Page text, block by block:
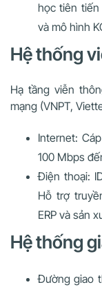
học tiên tiến
và mô hình
Hệ thống
Hạ tầng viễn
mạng (VNPT,
Internet:
100 Mbps
Điện thoại:
Hỗ trợ
ERP và sản
Hệ thống
Đường giao